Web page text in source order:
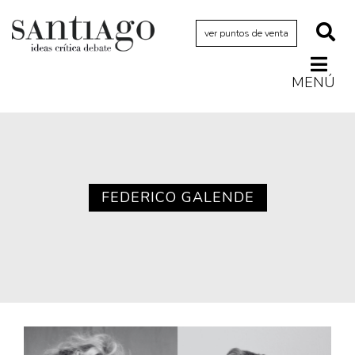
ver puntos de venta
MENÚ
FEDERICO GALENDE